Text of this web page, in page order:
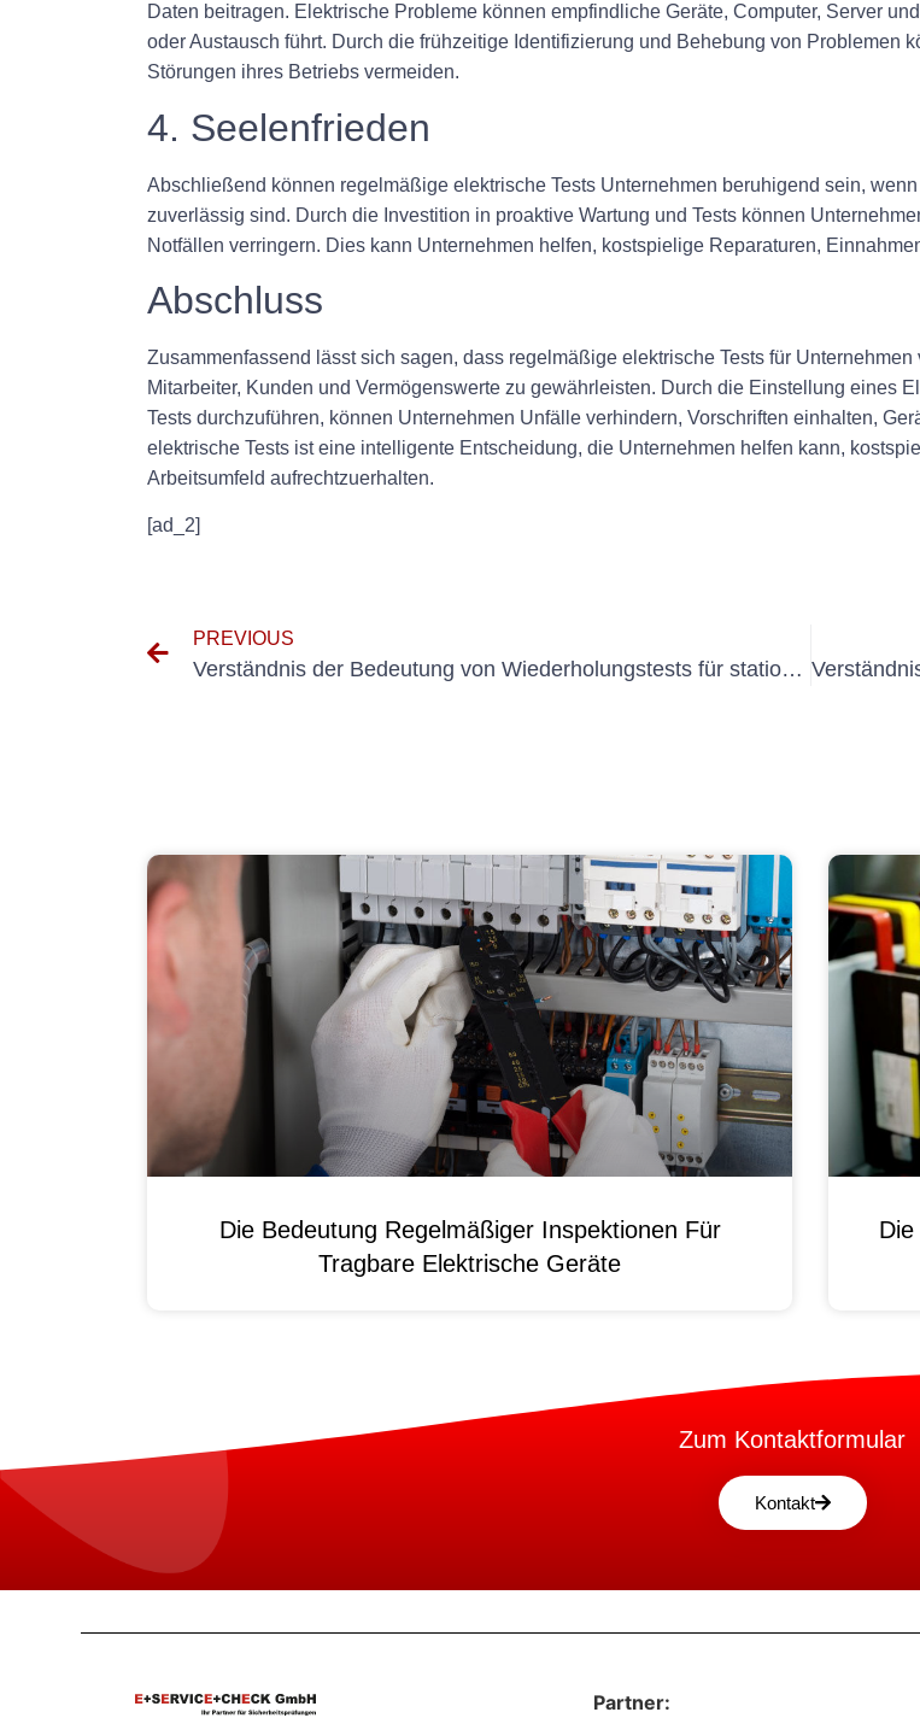
Daten beitragen. Elektrische Probleme können empfindliche Geräte, Computer, Server
oder Austausch führt. Durch die frühzeitige Identifizierung und Behebung von Problemen
Störungen ihres Betriebs vermeiden.
4. Seelenfrieden
Abschließend können regelmäßige elektrische Tests Unternehmen beruhigend sein,
zuverlässig sind. Durch die Investition in proaktive Wartung und Tests können
Notfällen verringern. Dies kann Unternehmen helfen, kostspielige Reparaturen,
Abschluss
Zusammenfassend lässt sich sagen, dass regelmäßige elektrische Tests für
Mitarbeiter, Kunden und Vermögenswerte zu gewährleisten. Durch die Einstellung eines
Tests durchzuführen, können Unternehmen Unfälle verhindern, Vorschriften einhalten,
elektrische Tests ist eine intelligente Entscheidung, die Unternehmen helfen kann,
Arbeitsumfeld aufrechtzuerhalten.
[ad_2]
PREVIOUS
Verständnis der Bedeutung von Wiederholungstests für stationäre Installationen
Die Bedeutung Regelmäßiger Inspektionen Für
Tragbare Elektrische Geräte
Zum Kontaktformular
Kontakt
Partner: